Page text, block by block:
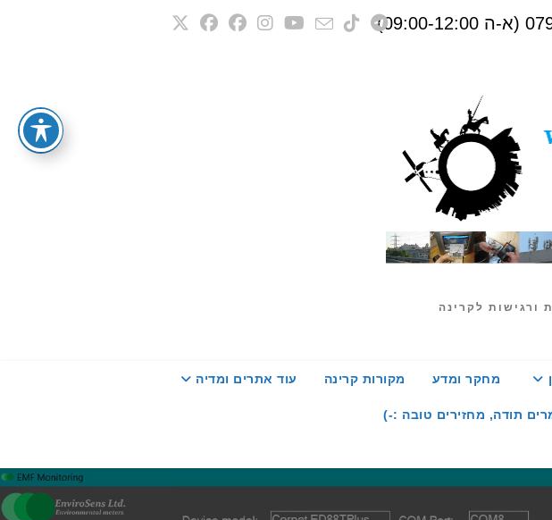
ורגישות לקרינה
מחקר ומדע מקורות קרינה עוד אתרים ומדיה
תודה, מחזירים טובה :-)